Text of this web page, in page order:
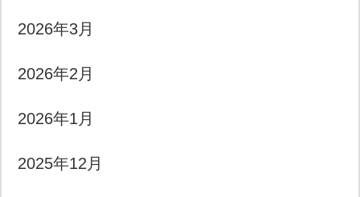
2026年3月
2026年2月
2026年1月
2025年12月